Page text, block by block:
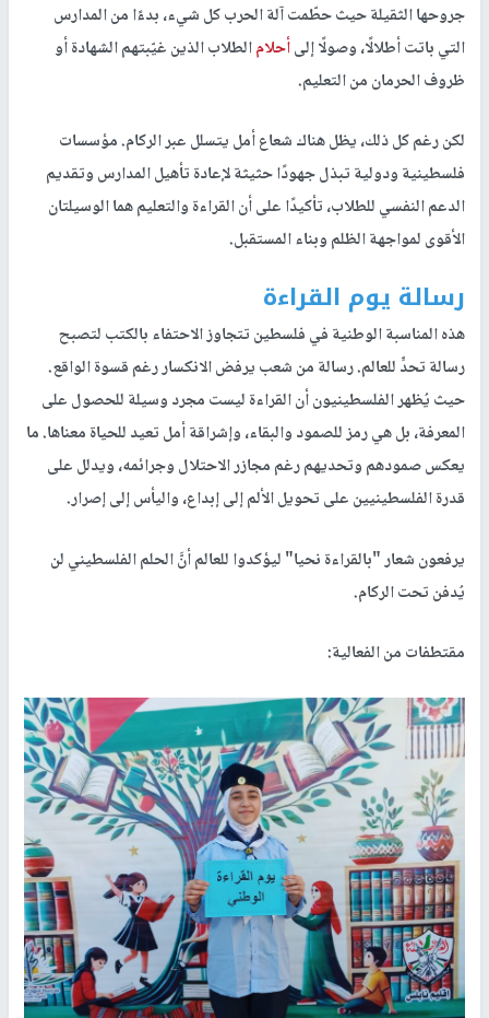
جروحها الثقيلة حيث حطّمت آلة الحرب كل شيء، بدءًا من المدارس
التي باتت أطلالًا، وصولًا إلىأحلامالطلاب الذين غيّبتهم الشهادة أو
ظروف الحرمان من التعليم.
لكن رغم كل ذلك، يظل هناك شعاع أمل يتسلل عبر الركام. مؤسسات
فلسطينية ودولية تبذل جهودًا حثيثة لإعادة تأهيل المدارس وتقديم
الدعم النفسي للطلاب، تأكيدًا على أن القراءة والتعليم هما الوسيلتان
الأقوى لمواجهة الظلم وبناء المستقبل.
رسالة يوم القراءة
هذه المناسبة الوطنية في فلسطين تتجاوز الاحتفاء بالكتب لتصبح
رسالة تحدٍّ للعالم. رسالة من شعب يرفض الانكسار رغم قسوة الواقع.
حيث يُظهر الفلسطينيون أن القراءة ليست مجرد وسيلة للحصول على
المعرفة، بل هي رمز للصمود والبقاء، وإشراقة أمل تعيد للحياة معناها. ما
يعكس صمودهم وتحديهم رغم مجازر الاحتلال وجرائمه، ويدلل على
قدرة الفلسطينيين على تحويل الألم إلى إبداع، واليأس إلى إصرار.
يرفعون شعار "بالقراءة نحيا" ليؤكدوا للعالم أنَّ الحلم الفلسطيني لن
يُدفن تحت الركام.
مقتطفات من الفعالية: